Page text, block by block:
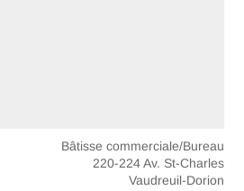
Bâtisse commerciale/Bureau
220-224 Av. St-Charles
Vaudreuil-Dorion